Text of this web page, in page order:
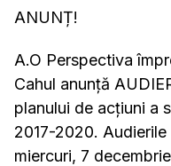
ANUNȚ!
A.O Perspectiva
Cahul anunță
planului de acţiuni a
2017-2020.
miercuri, 7